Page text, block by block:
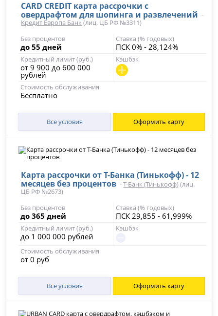
CARD CREDIT карта рассрочки с
овердрафтом для шопинга и развлечений -
Кредит Европа Банк (лиц. ЦБ РФ №3311)
Без процентов
до 55 дней
Ставка (% годовых)
ПСК 0% - 28,124%
Кредитный лимит (руб.)
от 9 900 до 600 000
рублей
Кэшбэк
Стоимость обслуживания
Бесплатно
Все условия Оформить карту
Карта рассрочки от Т-Банка (Тинькофф) - 12
месяцев без процентов -Т-Банк (Тинькофф)(лиц.
ЦБ РФ №2673)
Без процентов
до 365 дней
Ставка (% годовых)
ПСК 29,855 - 61,999%
Кредитный лимит (руб.)
до 1 000 000 рублей
Кэшбэк
Стоимость обслуживания
от 0 руб
Все условия Оформить карту